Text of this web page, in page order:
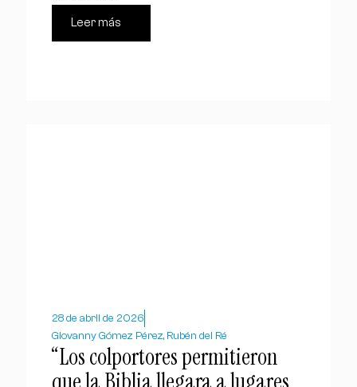
Leer más
28 de abril de 2026
Giovanny Gómez Pérez, Rubén del Ré
“Los colportores permitieron